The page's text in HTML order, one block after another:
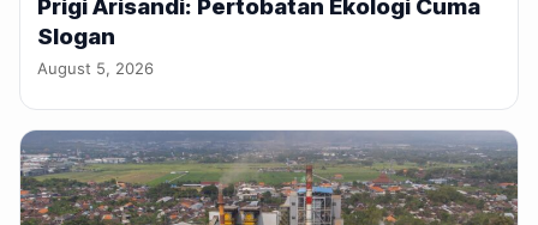
Prigi Arisandi: Pertobatan Ekologi Cuma
Slogan
August 5, 2026